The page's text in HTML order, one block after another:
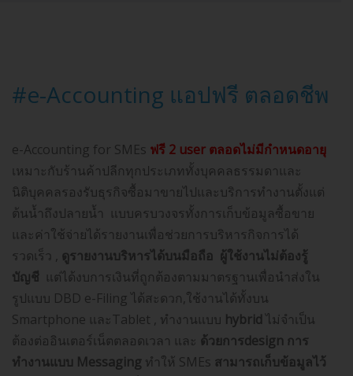
#e-Accounting แอปฟรี ตลอดชีพ
e-Accounting for SMEs ฟรี 2 user ตลอดไม่มีกำหนดอายุ
เหมาะกับร้านค้าปลีกทุกประเภททั้งบุคคลธรรมดาและ
นิติบุคคลรองรับธุรกิจซื้อมาขายไปและบริการทำงานตั้งแต่
ต้นน้ำถึงปลายน้ำ แบบครบวงจรทั้งการเก็บข้อมูลซื้อขาย
และค่าใช้จ่ายได้รายงานเพื่อช่วยการบริหารกิจการได้
รวดเร็ว , ดูรายงานบริหารได้บนมือถือ ผู้ใช้งานไม่ต้องรู้
บัญชี แต่ได้งบการเงินที่ถูกต้องตามมาตรฐานเพื่อนำส่งใน
รูปแบบ DBD e-Filing ได้สะดวก,ใช้งานได้ทั้งบน
Smartphone และTablet , ทำงานแบบ hybrid ไม่จำเป็น
ต้องต่ออินเตอร์เน็ตตลอดเวลา และ ด้วยการdesign การ
ทำงานแบบ Messaging ทำให้ SMEs สามารถเก็บข้อมูลไว้